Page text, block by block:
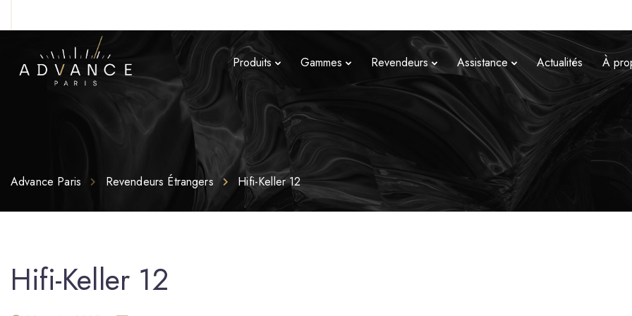
Produits Gammes Revendeurs Assistance Actualités À
Advance Paris Revendeurs Étrangers Hifi-Keller 12
Hifi-Keller 12